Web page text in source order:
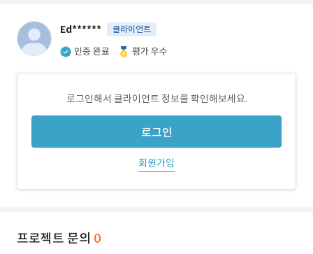
Ed****** 클라이언트
인증 완료 평가 우수
로그인해서 클라이언트 정보를 확인해보세요.
로그인
회원가입
프로젝트 문의 0